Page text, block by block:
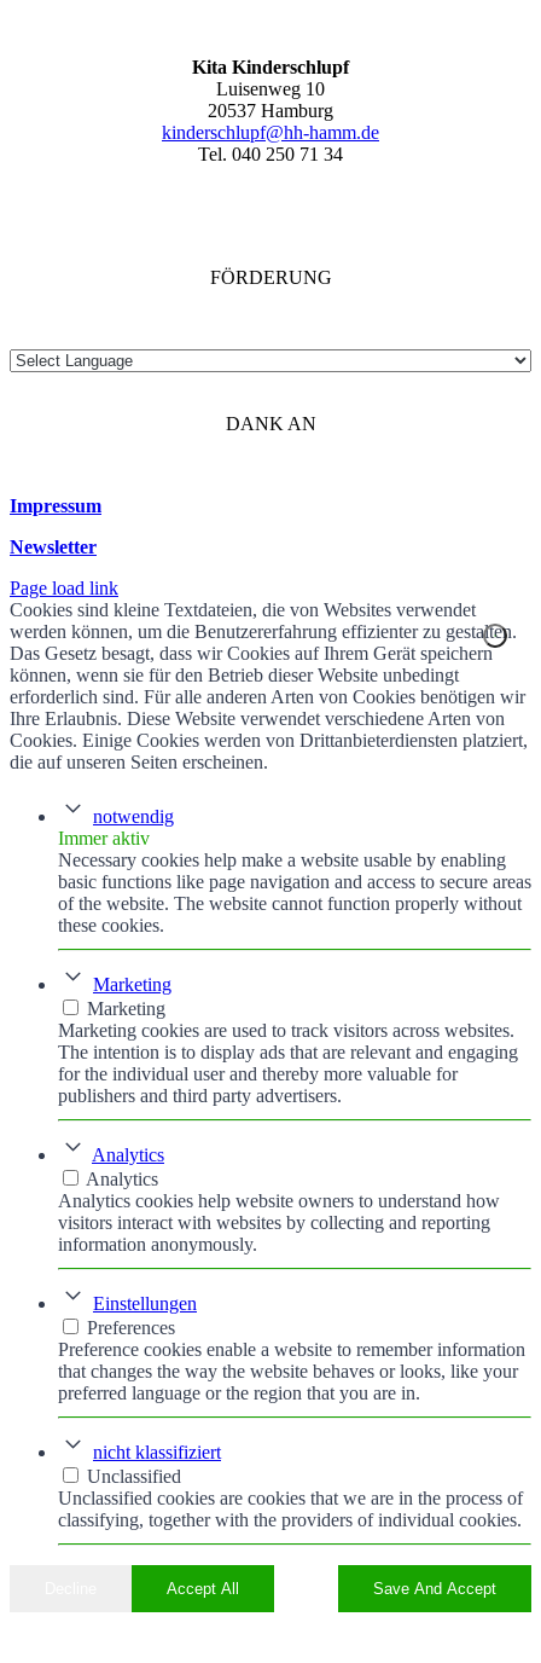
Kita Kinderschlupf
Luisenweg 10
20537 Hamburg
kinderschlupf@hh-hamm.de
Tel. 040 250 71 34
FÖRDERUNG
DANK AN
Impressum
Newsletter
Page load link
Cookies sind kleine Textdateien, die von Websites verwendet
werden können, um die Benutzererfahrung effizienter zu gestalten.
Das Gesetz besagt, dass wir Cookies auf Ihrem Gerät speichern
können, wenn sie für den Betrieb dieser Website unbedingt
erforderlich sind. Für alle anderen Arten von Cookies benötigen wir
Ihre Erlaubnis. Diese Website verwendet verschiedene Arten von
Cookies. Einige Cookies werden von Drittanbieterdiensten platziert,
die auf unseren Seiten erscheinen.
notwendig
Immer aktiv
Necessary cookies help make a website usable by enabling
basic functions like page navigation and access to secure areas
of the website. The website cannot function properly without
these cookies.
Marketing
Marketing
Marketing cookies are used to track visitors across websites.
The intention is to display ads that are relevant and engaging
for the individual user and thereby more valuable for
publishers and third party advertisers.
Analytics
Analytics
Analytics cookies help website owners to understand how
visitors interact with websites by collecting and reporting
information anonymously.
Einstellungen
Preferences
Preference cookies enable a website to remember information
that changes the way the website behaves or looks, like your
preferred language or the region that you are in.
nicht klassifiziert
Unclassified
Unclassified cookies are cookies that we are in the process of
classifying, together with the providers of individual cookies.
Accept All Save And Accept